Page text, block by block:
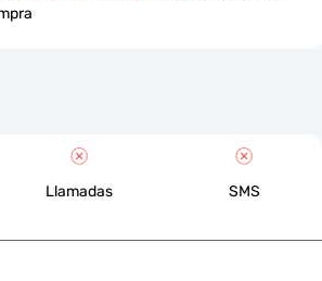
Llamadas SMS